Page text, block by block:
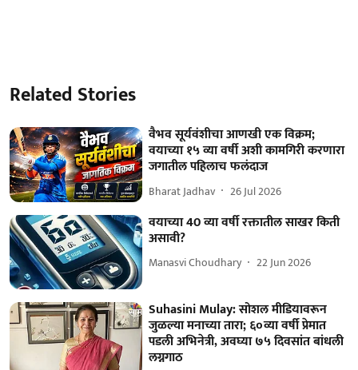
Related Stories
वैभव सूर्यवंशीचा आणखी एक विक्रम;
वयाच्या १५ व्या वर्षी अशी कामगिरी करणारा
जगातील पहिलाच फलंदाज
Bharat Jadhav 26 Jul 2026
वयाच्या 40 व्या वर्षी रक्तातील साखर किती
असावी?
Manasvi Choudhary 22 Jun 2026
Suhasini Mulay: सोशल मीडियावरून
जुळल्या मनाच्या तारा; ६०व्या वर्षी प्रेमात
पडली अभिनेत्री, अवघ्या ७५ दिवसांत बांधली
लग्नगाठ